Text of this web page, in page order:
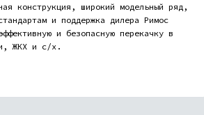
конструкция, широкий модельный ряд,
и поддержка дилера Римос
и безопасную перекачку в
ЖКХ и с/х.